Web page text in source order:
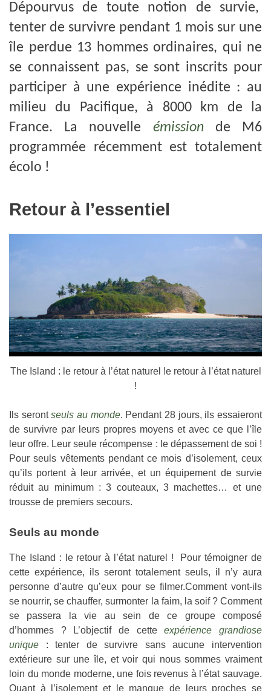
Dépourvus de toute notion de survie,
tenter de survivre pendant 1 mois sur une
île perdue 13 hommes ordinaires, qui ne
se connaissent pas, se sont inscrits pour
participer à une expérience inédite : au
milieu du Pacifique, à 8000 km de la
France. La nouvelle émissionde M6
programmée récemment est totalement
écolo !
Retour à l’essentiel
The Island : le retour à l’état naturel !e retour à l’état naturel
!
Ils serontseuls au monde. Pendant 28 jours, ils essaieront
de survivre par leurs propres moyens et avec ce que l’île
leur offre. Leur seule récompense : le dépassement de soi !
Pour seuls vêtements pendant ce mois d’isolement, ceux
qu’ils portent à leur arrivée, et un équipement de survie
réduit au minimum : 3 couteaux, 3 machettes… et une
trousse de premiers secours.
Seuls au monde
The Island : le retour à l’état naturel ! Pour témoigner de
cette expérience, ils seront totalement seuls, il n’y aura
personne d’autre qu’eux pour se filmer.Comment vont-ils
se nourrir, se chauffer, surmonter la faim, la soif ? Comment
se passera la vie au sein de ce groupe composé
d’hommes ? L’objectif de cetteexpérience grandiose
unique : tenter de survivre sans aucune intervention
extérieure sur une île, et voir qui nous sommes vraiment
loin du monde moderne, une fois revenus à l’état sauvage.
Quant à l’isolement et le manque de leurs proches se